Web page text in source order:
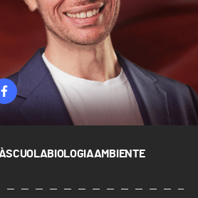
SCUOLABIOLOGIAAMBIENTE